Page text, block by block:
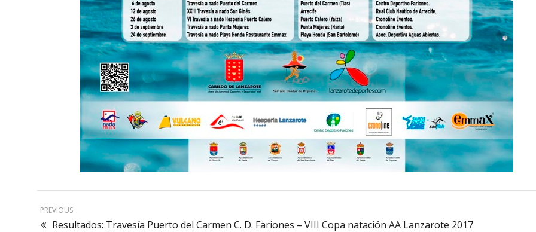
PREVIOUS
Resultados: Travesía Puerto del Carmen C. D. Fariones – VIII Copa natación AA Lanzarote 2017